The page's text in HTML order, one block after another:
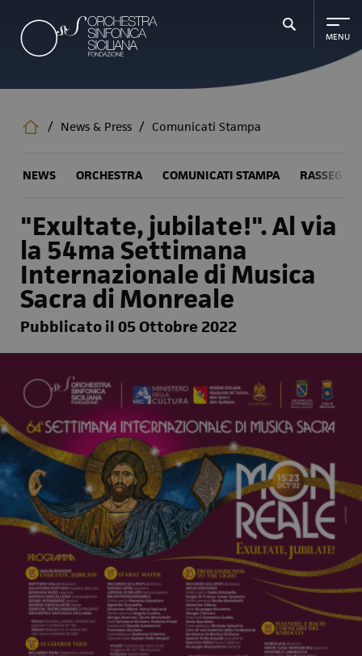
contenuto
principale
/ News & Press / Comunicati Stampa
NEWS ORCHESTRA COMUNICATI STAMPA
"Exultate, jubilate!". Al via
la 54ma Settimana
Internazionale di Musica
Sacra di Monreale
Pubblicato il 05 Ottobre 2022